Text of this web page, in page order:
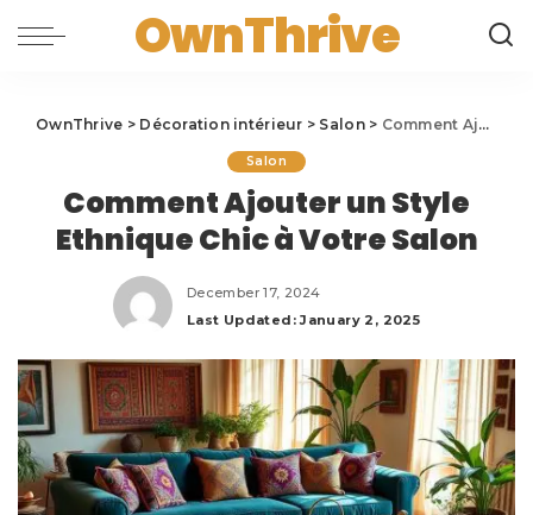
OwnThrive
OwnThrive > Décoration intérieur > Salon> Comment Ajouter un Style Ethnique Chic à Votre Salon
Salon
Comment Ajouter un Style
Ethnique Chic à Votre Salon
December 17, 2024
Last Updated: January 2, 2025